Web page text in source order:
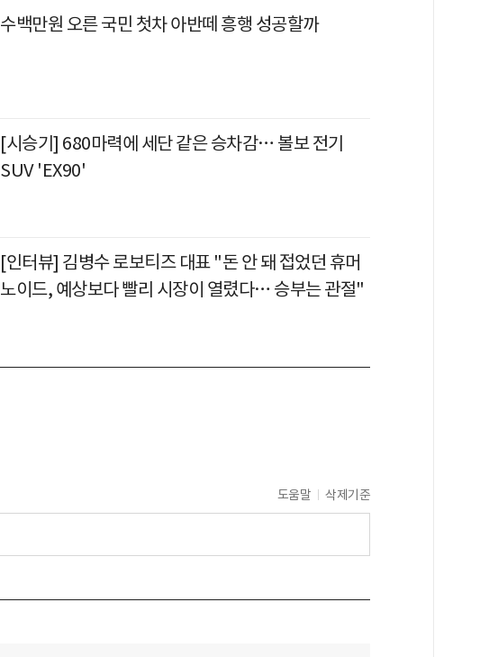
수백만원 오른 국민 첫차 아반떼 흥행 성공할까
[시승기] 680마력에 세단 같은 승차감… 볼보 전기
SUV 'EX90'
[인터뷰] 김병수 로보티즈 대표 "돈 안 돼 접었던 휴머
노이드, 예상보다 빨리 시장이 열렸다… 승부는 관절"
도움말 삭제기준